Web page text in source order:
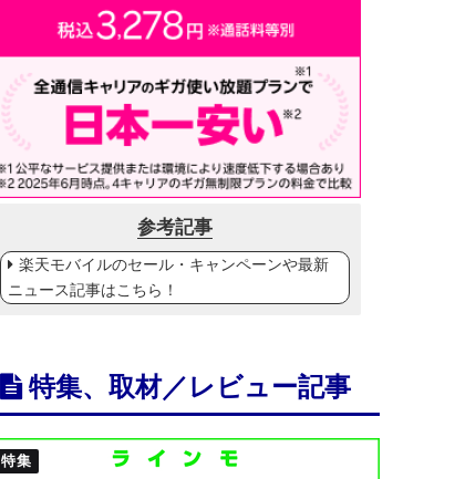
参考記事
楽天モバイルのセール・キャンペーンや最新
ニュース記事はこちら！
特集、取材／レビュー記事
特集